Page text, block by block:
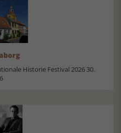
Historie Festival 2026 30.